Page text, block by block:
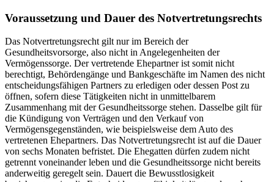
Voraussetzung und Dauer des Notvertretungsrechts
Das Notvertretungsrecht gilt nur im Bereich der
Gesundheitsvorsorge, also nicht in Angelegenheiten der
Vermögenssorge. Der vertretende Ehepartner ist somit nicht
berechtigt, Behördengänge und Bankgeschäfte im Namen des nicht
entscheidungsfähigen Partners zu erledigen oder dessen Post zu
öffnen, sofern diese Tätigkeiten nicht in unmittelbarem
Zusammenhang mit der Gesundheitssorge stehen. Dasselbe gilt für
die Kündigung von Verträgen und den Verkauf von
Vermögensgegenständen, wie beispielsweise dem Auto des
vertretenen Ehepartners. Das Notvertretungsrecht ist auf die Dauer
von sechs Monaten befristet. Die Ehegatten dürfen zudem nicht
getrennt voneinander leben und die Gesundheitssorge nicht bereits
anderweitig geregelt sein. Dauert die Bewusstlosigkeit